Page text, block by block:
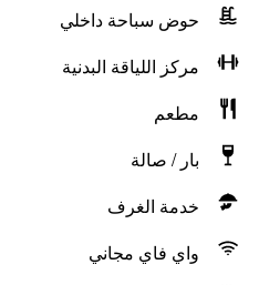
حوض سباحة داخلي
مركز اللياقة البدنية
مطعم
بار / صالة
خدمة الغرف
واي فاي مجاني